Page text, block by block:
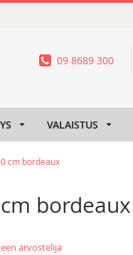
09 8689 300
VALAISTUS
cm bordeaux
bordeaux
arvostelija